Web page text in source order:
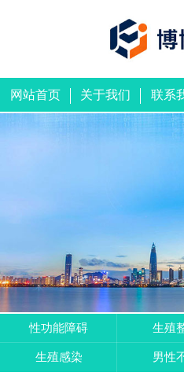
网站首页 关于我们 联系
性功能障碍 生殖
生殖感染 男性